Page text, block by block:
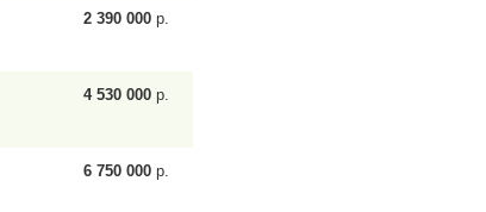
2 390 000 р.
4 530 000 р.
6 750 000 р.